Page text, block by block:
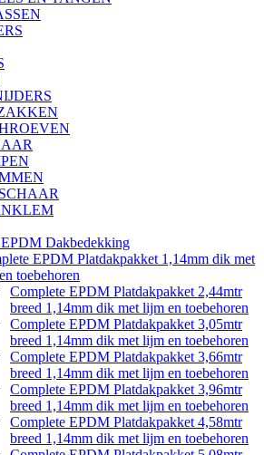
Dakbedekking
EPDM Platdakpakket 1,14mm dik met
toebehoren
Complete EPDM Platdakpakket 2,44mtr
breed 1,14mm dik met lijm en toebehoren
Complete EPDM Platdakpakket 3,05mtr
breed 1,14mm dik met lijm en toebehoren
Complete EPDM Platdakpakket 3,66mtr
breed 1,14mm dik met lijm en toebehoren
Complete EPDM Platdakpakket 3,96mtr
breed 1,14mm dik met lijm en toebehoren
Complete EPDM Platdakpakket 4,58mtr
breed 1,14mm dik met lijm en toebehoren